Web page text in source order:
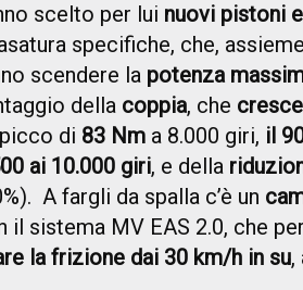
scelto per lui nuovi pistoni
specifiche, che,
scendere la potenza
della coppia, che
di 83 Nm a 8.000 giri, il
ai 10.000 giri, e della
A fargli da spalla c’è un
il sistema MV EAS 2.0, che
la frizione dai 30 km/h in su,